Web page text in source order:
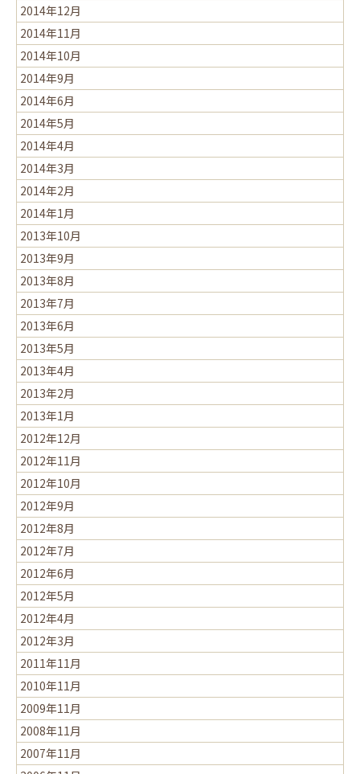
2014年12月
2014年11月
2014年10月
2014年9月
2014年6月
2014年5月
2014年4月
2014年3月
2014年2月
2014年1月
2013年10月
2013年9月
2013年8月
2013年7月
2013年6月
2013年5月
2013年4月
2013年2月
2013年1月
2012年12月
2012年11月
2012年10月
2012年9月
2012年8月
2012年7月
2012年6月
2012年5月
2012年4月
2012年3月
2011年11月
2010年11月
2009年11月
2008年11月
2007年11月